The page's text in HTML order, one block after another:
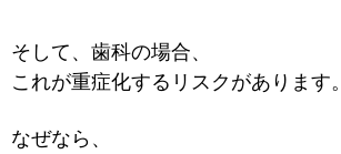
そして、歯科の場合、
これが重症化するリスクがあります。
なぜなら、